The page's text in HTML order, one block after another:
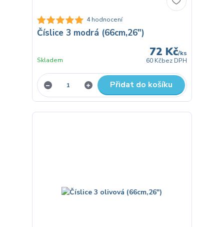
4 hodnocení
Číslice 3 modrá (66cm,26")
72 Kč/ks
60 Kčbez DPH
Skladem
Přidat do košíku